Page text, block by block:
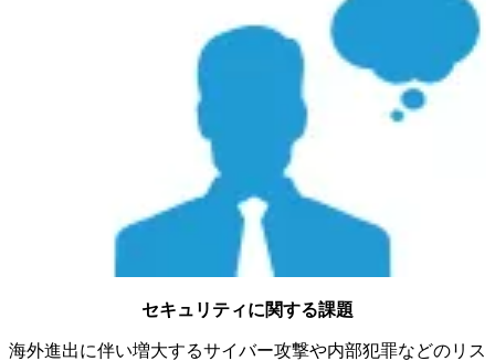
セキュリティに関する課題
海外進出に伴い増大するサイバー攻撃や内部犯罪などのリス